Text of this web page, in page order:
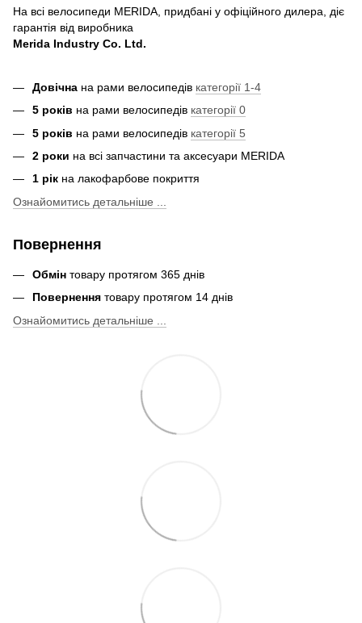
На всі велосипеди MERIDA, придбані у офіційного дилера, діє
гарантія від виробника
Merida Industry Co. Ltd.
Довічна на рами велосипедів категорії 1-4
5 років на рами велосипедів категорії 0
5 років на рами велосипедів категорії 5
2 роки на всі запчастини та аксесуари MERIDA
1 рік на лакофарбове покриття
Ознайомитись детальніше ...
Повернення
Обмін товару протягом 365 днів
Повернення товару протягом 14 днів
Ознайомитись детальніше ...